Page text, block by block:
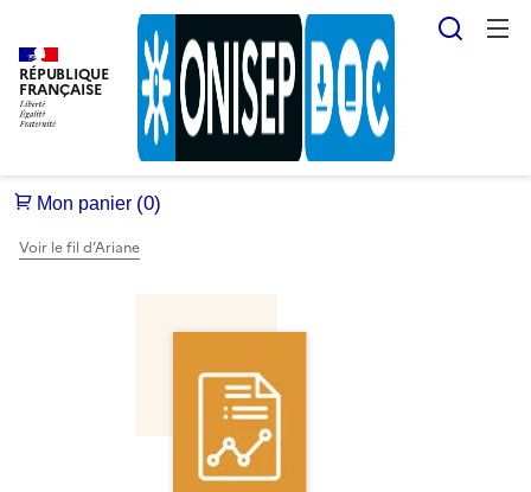
RÉPUBLIQUE
FRANÇAISE
Voir le fil d’Ariane